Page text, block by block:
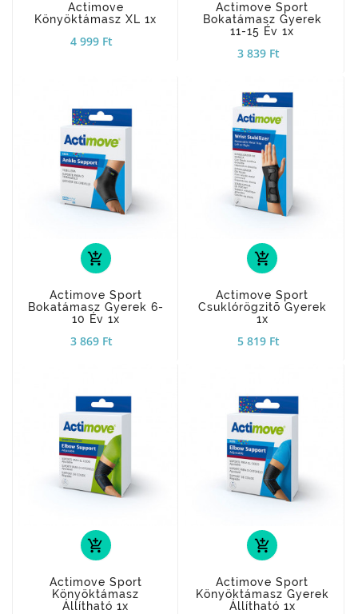
Actimove
Könyöktámasz XL 1x
4 999 Ft
Actimove Sport
Bokatámasz Gyerek
11-15 Év 1x
3 839 Ft
add_shopping_cart
Actimove Sport
Bokatámasz Gyerek 6-
10 Év 1x
3 869 Ft
add_shopping_cart
Actimove Sport
Csuklórögzitõ Gyerek
1x
5 819 Ft
add_shopping_cart
Actimove Sport
Könyöktámasz
Állítható 1x
add_shopping_cart
Actimove Sport
Könyöktámasz Gyerek
Állítható 1x